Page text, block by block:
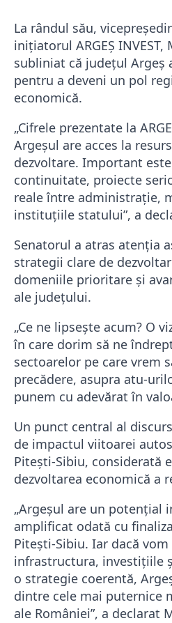
La rândul său,
inițiatorul ARGEȘ INVEST,
subliniat că județul Argeș
pentru a deveni un pol
economică.
„Cifrele prezentate la
Argeșul are acces la
dezvoltare. Important
continuitate, proiecte
reale între administrație,
instituțiile statului”, a
Senatorul a atras atenția
strategii clare de
domeniile prioritare și
ale județului.
„Ce ne lipsește acum? O
în care dorim să ne
sectoarelor pe care vrem
precădere, asupra atu-
punem cu adevărat în
Un punct central al
de impactul viitoarei
Pitești-Sibiu, considerată
dezvoltarea economică a
„Argeșul are un potențial
amplificat odată cu
Pitești-Sibiu. Iar dacă
infrastructura, investițiile
o strategie coerentă,
dintre cele mai puternice
ale României”, a declarat